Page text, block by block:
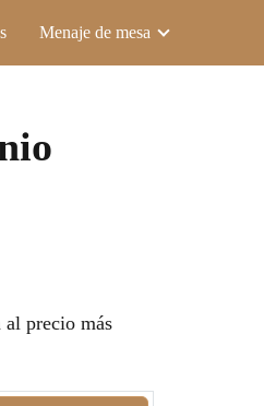
Menaje de mesa
precio más